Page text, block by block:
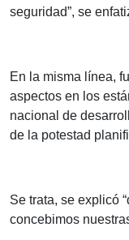
seguridad”, se
En la misma línea,
aspectos en los
nacional de
de la potestad
Se trata, se explicó
concebimos